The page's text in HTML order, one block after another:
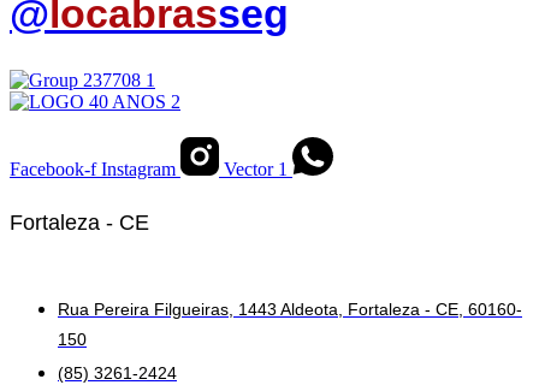
@locabrasseg
Facebook-f Instagram Vector 1
Fortaleza - CE
Rua Pereira Filgueiras, 1443 Aldeota, Fortaleza - CE, 60160-
150
(85) 3261-2424